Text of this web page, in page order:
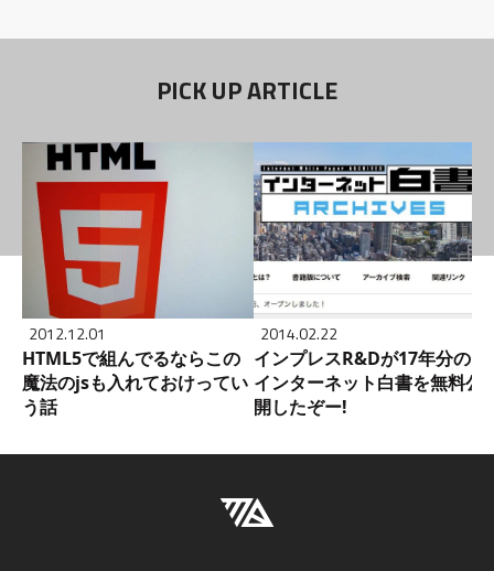
PICK UP ARTICLE
2012.12.01
HTML5で組んでるならこの
魔法のjsも入れておけってい
う話
2014.02.22
インプレスR&Dが17年分の
インターネット白書を無料公
開したぞー!